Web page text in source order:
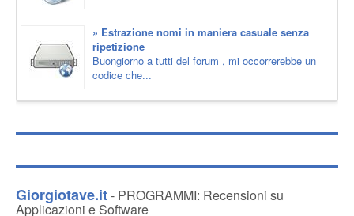
» Estrazione nomi in maniera casuale senza
ripetizione
Buongiorno a tutti del forum , mi occorrerebbe un
codice che...
Giorgiotave.it- PROGRAMMI: Recensioni su
Applicazioni e Software